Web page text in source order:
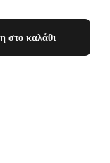
στο καλάθι